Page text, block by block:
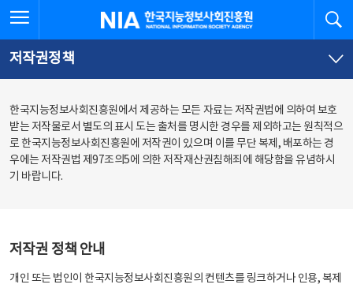
문
로
가
체
뉴
바
가
한국지능정보사회진흥원
저작권정책
한국지능정보사회진흥원에서 제공하는 모든 자료는 저작권법에 의하여 보호
받는 저작물로서 별도의 표시 도는 출처를 명시한 경우를 제외하고는 원칙적으
로 한국지능정보사회진흥원에 저작권이 있으며 이를 무단 복제, 배포하는 경
우에는 저작권법 제97조의5에 의한 저작재산권침해죄에 해당함을 유념하시
기 바랍니다.
저작권 정책 안내
개인 또는 법인이 한국지능정보사회진흥원의 컨텐츠를 링크하거나 인용, 복제